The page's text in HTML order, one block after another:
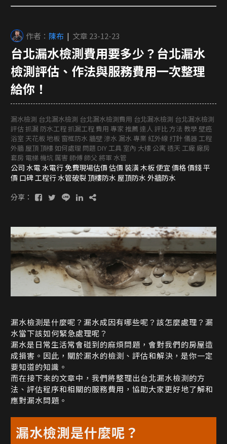
作者： 陳布 | 文章 23-12-23
台北漏水檢測費用要多少？台北漏水
檢測評估、作法與服務費用一次整理
給你！
漏水檢測 台北漏水檢測 台北漏水檢測費用 台北漏水檢測 台北漏水檢測
評估 抓漏 防水工程 抓漏工程 費用 專家 推薦 達人 評比 方法 教學 壁癌
浴室 天花板 地板 窗框防水 牆壁 滲水 漏水 專業 紅外線 打針 儀器 工程
外牆 屋頂 頂樓 如何處理 問題 DIY 工具 室內 大樓 公寓 透天 工廠 廠房
套房 電梯 機坑 厲害 師傅 師父 將軍 水管
公司 水電 水電行 免費現場估價 估價 裝潢 木板 便宜 價格 價錢 平
價 口碑 工程行 水管破裂 頂樓防水 屋頂防水 外牆防水
分享：
漏水檢測是什麼呢？漏水成因有哪些呢？該怎麼處理？漏
水當下該如何緊急處理呢？
漏水是日常生活常會碰到的麻煩問題，會對我們的房屋造
成損害。因此，關於漏水的檢測、評估和解決，是你一定
要知道的知識。
而在接下來的文章中，我們將整理出台北漏水檢測的方
法、評估程序和相關的服務費用，協助大家更好地了解和
應對漏水問題。
漏水檢測是什麼呢？